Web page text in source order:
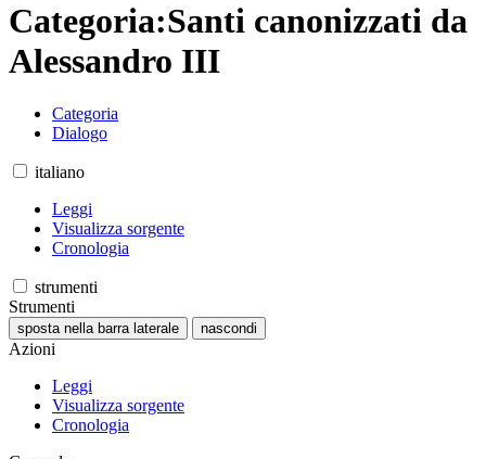
Categoria:Santi canonizzati da
Alessandro III
Categoria
Dialogo
italiano
Leggi
Visualizza sorgente
Cronologia
strumenti
Strumenti
sposta nella barra laterale nascondi
Azioni
Leggi
Visualizza sorgente
Cronologia